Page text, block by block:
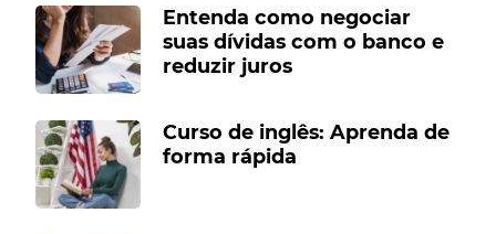
Entenda como negociar
suas dívidas com o banco e
reduzir juros
Curso de inglês: Aprenda de
forma rápida